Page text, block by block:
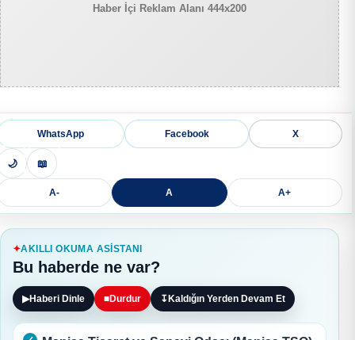
Haber İçi Reklam Alanı 444x200
WhatsApp Facebook X
🌙 📖
A- A A+
AKILLI OKUMA ASISTANI
Bu haberde ne var?
▶Haberi Dinle ■Durdur ↧ Kaldığın Yerden Devam Et